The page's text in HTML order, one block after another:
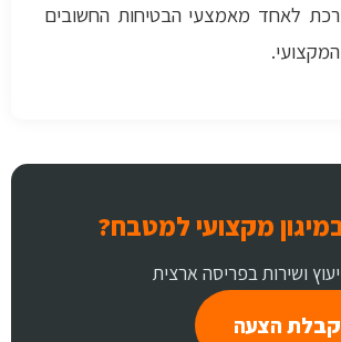
לאחד מאמצעי הבטיחות החשובים
במיגון מקצועי למטבח?
ושירות בפריסה ארצית
הצעה